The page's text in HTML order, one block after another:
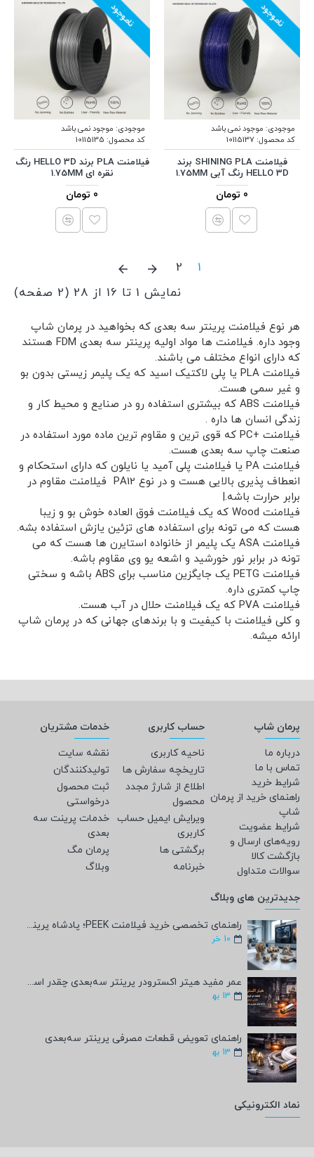
ناموجود
موجودی: موجود نمی باشد
کد محصول:10115137
فیلامنت SHINING PLA برند
HELLO 3D رنگ آبی 1.75MM
0 تومان
ناموجود
موجودی: موجود نمی باشد
کد محصول: 10115135
فیلامنت PLA برند HELLO 3D رنگ
نقره ای 1.75MM
0 تومان
1
2
نمایش 1 تا 16 از 28 (2 صفحه)
هر نوع فیلامنت پرینتر سه بعدی که بخواهید در پرمان شاپ
وجود داره. فیلامنت ها مواد اولیه پرینتر سه بعدی FDM هستند
که دارای انواع مختلف می باشند.
فیلامنت PLA یا پلی لاکتیک اسید که یک پلیمر زیستی بدون بو
و غیر سمی هست.
فیلامنت ABS که بیشتری استفاده رو در صنایع و محیط کار و
زندگی انسان ها داره .
فیلامنت +PC که قوی ترین و مقاوم ترین ماده مورد استفاده در
صنعت چاپ سه بعدی هست.
فیلامنت PA یا فیلامنت پلی آمید یا نایلون که دارای استحکام و
انعطاف پذیری بالایی هست و در نوع PA12 فیلامنت مقاوم در
برابر حرارت باشه.|
فیلامنت Wood که یک فیلامنت فوق العاده خوش بو و زیبا
هست که می تونه برای استفاده های تزئین یازش استفاده بشه.
فیلامنت ASA یک پلیمر از خانواده استایرن ها هست که می
تونه در برابر نور خورشید و اشعه یو وی مقاوم باشه.
فیلامنت PETG یک جایگزین مناسب برای ABS باشه و سختی
چاپ کمتری داره.
فیلامنت PVA که یک فیلامنت حلال در آب هست.
و کلی فیلامنت با کیفیت و با برندهای جهانی که در پرمان شاپ
ارائه میشه.
پرمان شاپ
درباره ما
تماس با ما
شرایط خرید
راهنمای خرید از پرمان
شاپ
شرایط عضویت
رویه‌های ارسال و
بازگشت کالا
سوالات متداول
حساب کاربری
ناحیه کاربری
تاریخچه سفارش ها
اطلاع از شارژ مجدد
محصول
ویرایش ایمیل حساب
کاربری
برگشتی ها
خبرنامه
خدمات مشتریان
نقشه سایت
تولیدکنندگان
ثبت محصول
درخواستی
خدمات پرینت سه
بعدی
پرمان مگ
وبلاگ
جدیدترین های وبلاگ
راهنمای تخصصی خرید فیلامنت PEEK؛ پادشاه پرینت سه‌بعدی صنعتی و پزشکی + مشخصات فنی
10 خر
عمر مفید هیتر اکسترودر پرینتر سه‌بعدی چقدر است؟
13 به‍
راهنمای تعویض قطعات مصرفی پرینتر سه‌بعدی
13 به‍
نماد الکترونیکی